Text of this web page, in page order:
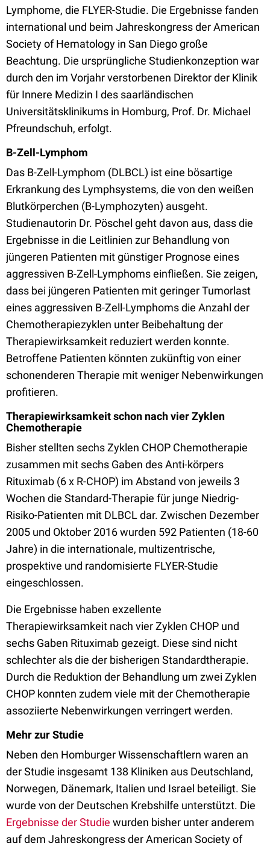
Lymphome, die FLYER-Studie. Die Ergebnisse fanden
international und beim Jahreskongress der American
Society of Hematology in San Diego große
Beachtung. Die ursprüngliche Studienkonzeption war
durch den im Vorjahr verstorbenen Direktor der Klinik
für Innere Medizin I des saarländischen
Universitätsklinikums in Homburg, Prof. Dr. Michael
Pfreundschuh, erfolgt.
B-Zell-Lymphom
Das B-Zell-Lymphom (DLBCL) ist eine bösartige
Erkrankung des Lymphsystems, die von den weißen
Blutkörperchen (B-Lymphozyten) ausgeht.
Studienautorin Dr. Pöschel geht davon aus, dass die
Ergebnisse in die Leitlinien zur Behandlung von
jüngeren Patienten mit günstiger Prognose eines
aggressiven B-Zell-Lymphoms einfließen. Sie zeigen,
dass bei jüngeren Patienten mit geringer Tumorlast
eines aggressiven B-Zell-Lymphoms die Anzahl der
Chemotherapiezyklen unter Beibehaltung der
Therapiewirksamkeit reduziert werden konnte.
Betroffene Patienten könnten zukünftig von einer
schonenderen Therapie mit weniger Nebenwirkungen
profitieren.
Therapiewirksamkeit schon nach vier Zyklen
Chemotherapie
Bisher stellten sechs Zyklen CHOP Chemotherapie
zusammen mit sechs Gaben des Anti-körpers
Rituximab (6 x R-CHOP) im Abstand von jeweils 3
Wochen die Standard-Therapie für junge Niedrig-
Risiko-Patienten mit DLBCL dar. Zwischen Dezember
2005 und Oktober 2016 wurden 592 Patienten (18-60
Jahre) in die internationale, multizentrische,
prospektive und randomisierte FLYER-Studie
eingeschlossen.
Die Ergebnisse haben exzellente
Therapiewirksamkeit nach vier Zyklen CHOP und
sechs Gaben Rituximab gezeigt. Diese sind nicht
schlechter als die der bisherigen Standardtherapie.
Durch die Reduktion der Behandlung um zwei Zyklen
CHOP konnten zudem viele mit der Chemotherapie
assoziierte Nebenwirkungen verringert werden.
Mehr zur Studie
Neben den Homburger Wissenschaftlern waren an
der Studie insgesamt 138 Kliniken aus Deutschland,
Norwegen, Dänemark, Italien und Israel beteiligt. Sie
wurde von der Deutschen Krebshilfe unterstützt. Die
Ergebnisse der Studie wurden bisher unter anderem
auf dem Jahreskongress der American Society of